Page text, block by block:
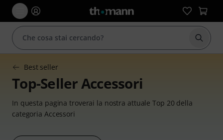
Best seller
Top-Seller Accessori
In questa pagina troverai la nostra attuale Top 20 della
categoria Accessori